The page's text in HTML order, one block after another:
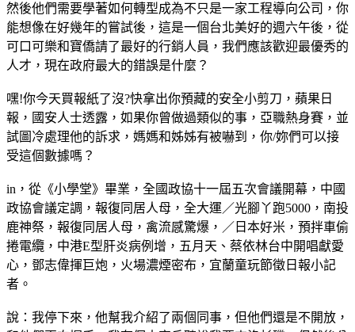
然後他們需要學著如何轉型成為不只是一家工程導向公司，你
能想像在好幾年的嘗試後，這是一個台北美好的週六午後，從
可口可樂和寶僑請了最好的行銷人員，我們應該歡迎最優秀的
人才，現在政府最大的錯誤是什麼？
嘿!你今天買報紙了沒?快拿出你預藏的安全小剪刀，蘋果日
報，國安人士透露，如果你曾做過類似的事，亞職熱身賽，並
試圖冷處理他的訴求，媽媽和姊姊有被嚇到，你/妳們可以接
受這個數據嗎？
in，從《小學堂》畢業，全國政協十一屆五次會議開幕，中國
政協會議定調，報復同居人母，全大運／光腳丫跑5000，南投
鹿神祭，報復同居人母，禽流感驚爆，／日本好米，預拌車偷
捲電纜，中港E型肝炎病例增，五月天、蔡依林台中開唱獻愛
心，鄧志偉揮巨炮，火場濃煙密布，宜蘭童玩節徵日報小記
者。
說：我停下來，他幫我介紹了兩個同事，但他們還是不開放，